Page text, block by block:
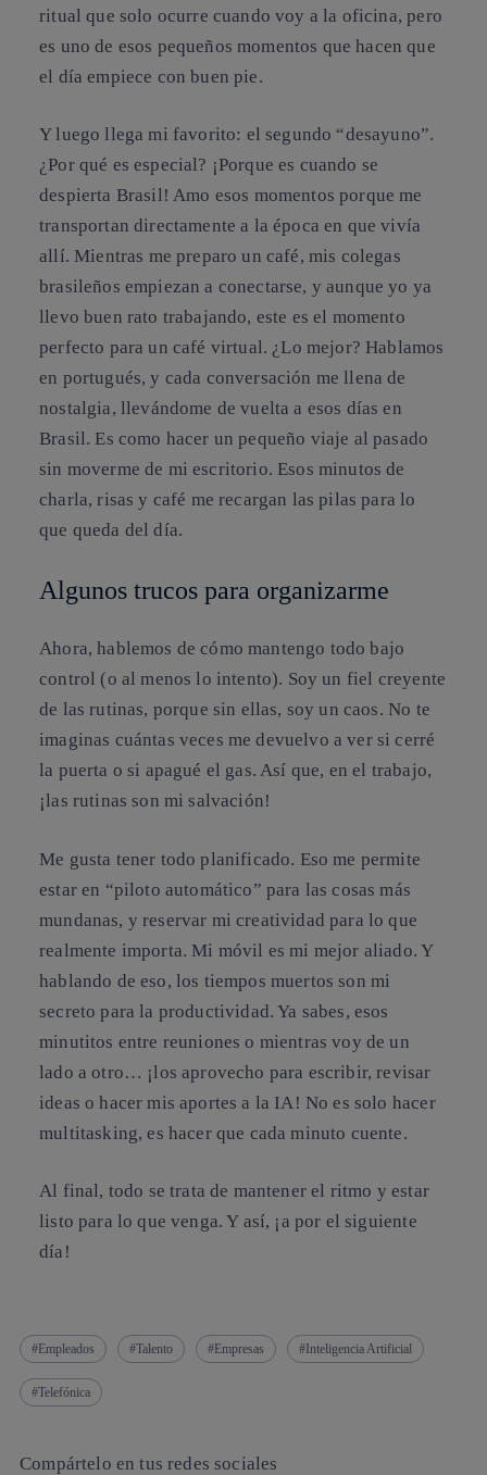
ritual que solo ocurre cuando voy a la oficina, pero
es uno de esos pequeños momentos que hacen que
el día empiece con buen pie.
Y luego llega mi favorito: el segundo “desayuno”.
¿Por qué es especial? ¡Porque es cuando se
despierta Brasil! Amo esos momentos porque me
transportan directamente a la época en que vivía
allí. Mientras me preparo un café, mis colegas
brasileños empiezan a conectarse, y aunque yo ya
llevo buen rato trabajando, este es el momento
perfecto para un café virtual. ¿Lo mejor? Hablamos
en portugués, y cada conversación me llena de
nostalgia, llevándome de vuelta a esos días en
Brasil. Es como hacer un pequeño viaje al pasado
sin moverme de mi escritorio. Esos minutos de
charla, risas y café me recargan las pilas para lo
que queda del día.
Algunos trucos para organizarme
Ahora, hablemos de cómo mantengo todo bajo
control (o al menos lo intento). Soy un fiel creyente
de las rutinas, porque sin ellas, soy un caos. No te
imaginas cuántas veces me devuelvo a ver si cerré
la puerta o si apagué el gas. Así que, en el trabajo,
¡las rutinas son mi salvación!
Me gusta tener todo planificado. Eso me permite
estar en “piloto automático” para las cosas más
mundanas, y reservar mi creatividad para lo que
realmente importa. Mi móvil es mi mejor aliado. Y
hablando de eso, los tiempos muertos son mi
secreto para la productividad. Ya sabes, esos
minutitos entre reuniones o mientras voy de un
lado a otro… ¡los aprovecho para escribir, revisar
ideas o hacer mis aportes a la IA! No es solo hacer
multitasking, es hacer que cada minuto cuente.
Al final, todo se trata de mantener el ritmo y estar
listo para lo que venga. Y así, ¡a por el siguiente
día!
Empleados Talento Empresas Inteligencia Artificial
Telefónica
Compártelo en tus redes sociales